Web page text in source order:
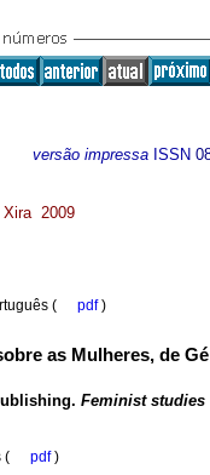
versão impressa ISSN
Xira 2009
( pdf)
as Mulheres, de
Feminist studies
( pdf)